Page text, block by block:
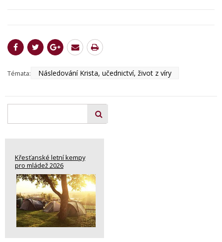
Témata: Následování Krista, učednictví, život z víry
Křesťanské letní kempy
pro mládež 2026